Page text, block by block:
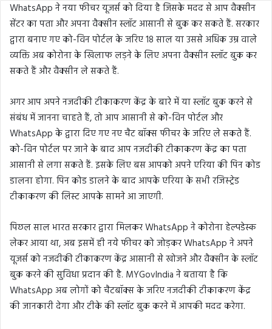
WhatsApp ने नया फीचर यूजर्स को दिया है जिसके मदद से आप वैक्सीन
सेंटर का पता और अपना वैक्सीन स्लॉट आसानी से बुक कर सकते हैं. सरकार
द्वारा बनाए गए को-विन पोर्टल के जरिए 18 साल या उससे अधिक उम्र वाले
व्यक्ति अब कोरोना के खिलाफ लड़ने के लिए अपना वैक्सीन स्लॉट बुक कर
सकते हैं और वैक्सीन ले सकते हैं.
अगर आप अपने नजदीकी टीकाकरण केंद्र के बारे में या स्लॉट बुक करने से
संबंध में जानना चाहते हैं, तो आप आसानी से को-विन पोर्टल और
WhatsApp के द्वारा दिए गए नए चैट बॉक्स फीचर के जरिए ले सकते हैं.
को-विन पोर्टल पर जाने के बाद आप नजदीकी टीकाकरण केंद्र का पता
आसानी से लगा सकते हैं. इसके लिए बस आपको अपने एरिया की पिन कोड
डालना होगा. पिन कोड डालने के बाद आपके एरिया के सभी रजिस्ट्रेड
टीकाकरण की लिस्ट आपके सामने आ जाएगी.
पिछल साल भारत सरकार द्वारा मिलकर WhatsApp ने कोरोना हेल्पडेस्क
लेकर आया था, अब इसमें ही नये फीचर को जोड़कर WhatsApp ने अपने
यूजर्स को नजदीकी टीकाकरण केंद्र आसानी से खोजने और वैक्सीन के स्लॉट
बुक करने की सुविधा प्रदान की है. MYGovIndia ने बताया है कि
WhatsApp अब लोगों को चैटबॉक्स के जरिए नजदीकी टीकाकरण केंद्र
की जानकारी देगा और टीके की स्लॉट बुक करने में आपकी मदद करेगा.